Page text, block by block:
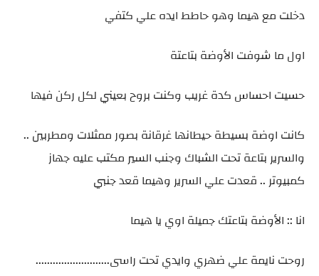
دخلت مع هيما وهو حاطط ايده علي كتفي
اول ما شوفت الأوضة بتاعتة
حسيت احساس كدة غريب وكنت بروح بعيني لكل ركن فيها
كانت اوضة بسيطة حيطانها غرقانة بصور ممثلات ومطربين ..
والسرير بتاعة تحت الشباك وجنب السير مكتب عليه جهاز
كمبيوتر .. قعدت علي السرير وهيما قعد جنبي
انا :: الأوضة بتاعتك جميلة اوي يا هيما
روحت نايمة علي ضهري وايدي تحت راسى..........................